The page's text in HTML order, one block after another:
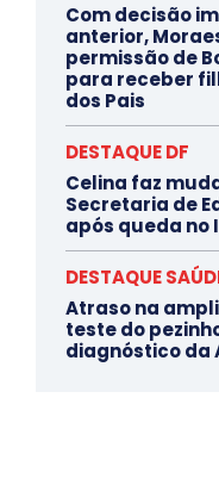
Com decisão
anterior,
permissão de
para receber
dos Pais
DESTAQUE DF
Celina faz
Secretaria de
após queda no
DESTAQUE
Atraso na
teste do
diagnóstico da